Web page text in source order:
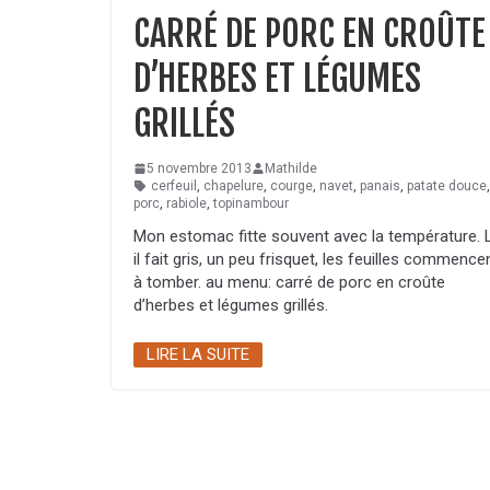
CARRÉ DE PORC EN CROÛTE
D’HERBES ET LÉGUMES
GRILLÉS
5 novembre 2013
Mathilde
cerfeuil , chapelure, courge, navet, panais, patate douce,
porc, rabiole,topinambour
Mon estomac fitte souvent avec la température.
il fait gris, un peu frisquet, les feuilles
à tomber. au menu: carré de porc en croûte
d’herbes et légumes grillés.
LIRE LA SUITE